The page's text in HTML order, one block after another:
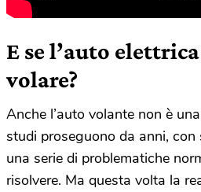
E se l’auto
volare?
Anche l’auto volante non è
studi proseguono da anni,
una serie di problematiche
risolvere. Ma questa volta la